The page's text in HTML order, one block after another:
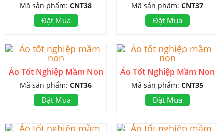
Mã sản phẩm: CNT38
Đặt Mua
Mã sản phẩm: CNT37
Đặt Mua
Áo Tốt Nghiệp Mầm Non
Mã sản phẩm: CNT36
Đặt Mua
Áo Tốt Nghiệp Mầm Non
Mã sản phẩm: CNT35
Đặt Mua